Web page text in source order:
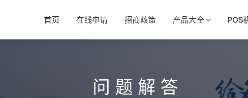
首页 在线申请 招商政策 产品大全 POS
问题解答